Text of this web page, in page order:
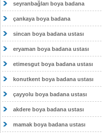
seyranbağları boya badana
çankaya boya badana
sincan boya badana ustası
eryaman boya badana ustası
etimesgut boya badana ustası
konutkent boya badana ustası
çayyolu boya badana ustası
akdere boya badana ustası
mamak boya badana ustası